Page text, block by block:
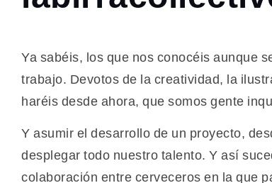
labirracollective
Ya sabéis, los que nos conocéis aunque
trabajo. Devotos de la creatividad, la
haréis desde ahora, que somos gente
Y asumir el desarrollo de un proyecto,
desplegar todo nuestro talento. Y así
colaboración entre cerveceros en la que